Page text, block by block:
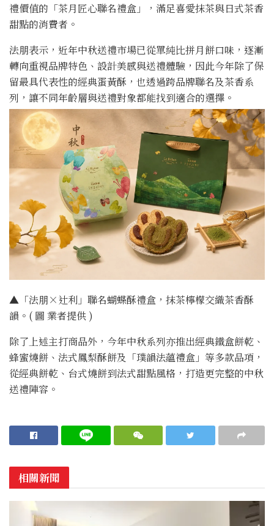
禮價值的「茶月匠心聯名禮盒」，滿足喜愛抹茶與日式茶香
甜點的消費者。
法朋表示，近年中秋送禮市場已從單純比拼月餅口味，逐漸
轉向重視品牌特色、設計美感與送禮體驗，因此今年除了保
留最具代表性的經典蛋黃酥，也透過跨品牌聯名及茶香系
列，讓不同年齡層與送禮對象都能找到適合的選擇。
▲「法朋×辻利」聯名蝴蝶酥禮盒，抹茶檸檬交織茶香酥
韻。( 圖 業者提供 )
除了上述主打商品外，今年中秋系列亦推出經典鐵盒餅乾、
蜂蜜燒餅、法式鳳梨酥餅及「璞韻法蘊禮盒」等多款品項，
從經典餅乾、台式燒餅到法式甜點風格，打造更完整的中秋
送禮陣容。
相關新聞